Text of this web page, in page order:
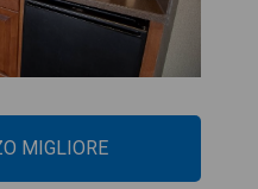
MIGLIORE